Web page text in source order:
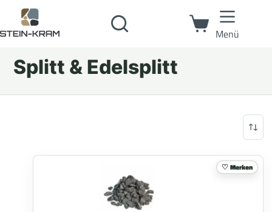
Menü
Splitt & Edelsplitt
Merken